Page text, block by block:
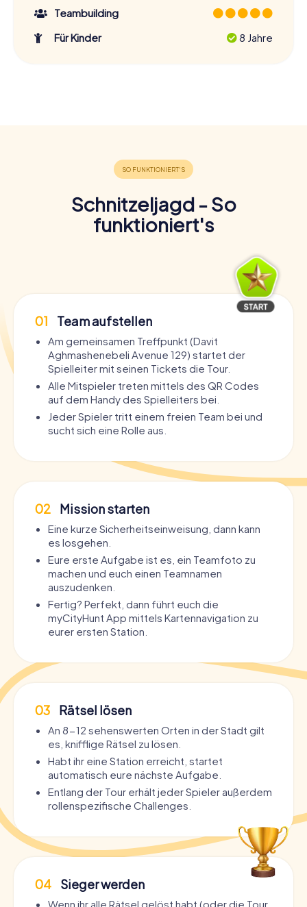
Teambuilding
Für Kinder
8 Jahre
Schnitzeljagd - So
funktioniert's
01 Team aufstellen
Am gemeinsamen Treffpunkt (Davit
Aghmashenebeli Avenue 129) startet der
Spielleiter mit seinen Tickets die Tour.
Alle Mitspieler treten mittels des QR Codes
auf dem Handy des Spielleiters bei.
Jeder Spieler tritt einem freien Team bei und
sucht sich eine Rolle aus.
02 Mission starten
Eine kurze Sicherheitseinweisung, dann kann
es losgehen.
Eure erste Aufgabe ist es, ein Teamfoto zu
machen und euch einen Teamnamen
auszudenken.
Fertig? Perfekt, dann führt euch die
myCityHunt App mittels Kartennavigation zu
eurer ersten Station.
03 Rätsel lösen
An 8-12 sehenswerten Orten in der Stadt gilt
es, knifflige Rätsel zu lösen.
Habt ihr eine Station erreicht, startet
automatisch eure nächste Aufgabe.
Entlang der Tour erhält jeder Spieler außerdem
rollenspezifische Challenges.
04 Sieger werden
Wenn ihr alle Rätsel gelöst habt (oder die Tour